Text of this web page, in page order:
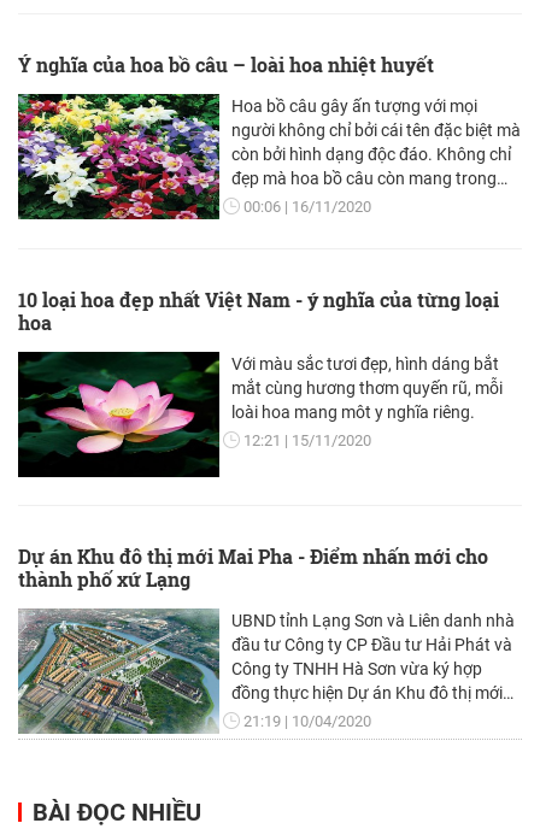
nhưng cũng không phải ngẫu nhiên
mang nhiều xúc cảm nhất.
Ý nghĩa của hoa bồ câu – loài hoa nhiệt huyết
Hoa bồ câu gây ấn tượng với mọi
người không chỉ bởi cái tên đặc biệt mà
còn bởi hình dạng độc đáo. Không chỉ
đẹp mà hoa bồ câu còn mang trong
mình rất nhiều ý nghĩa.
00:06 16/11/2020
10 loại hoa đẹp nhất Việt Nam - ý nghĩa của từng loại
hoa
Với màu sắc tươi đẹp, hình dáng bắt
mắt cùng hương thơm quyến rũ, mỗi
loài hoa mang môt y nghĩa riêng.
12:21 15/11/2020
Dự án Khu đô thị mới Mai Pha - Điểm nhấn mới cho
thành phố xứ Lạng
UBND tỉnh Lạng Sơn và Liên danh nhà
đầu tư Công ty CP Đầu tư Hải Phát và
Công ty TNHH Hà Sơn vừa ký hợp
đồng thực hiện Dự án Khu đô thị mới
Mai Pha với quy mô 91,7 ha, tổng mức
đầu tư khoảng 3.380 tỷ đồng (trong
21:19 10/04/2020
BÀI ĐỌC NHIỀU